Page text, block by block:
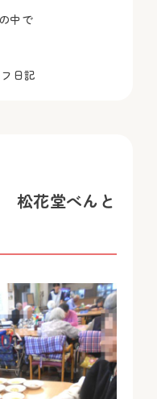
中で
日記
松花堂べんと